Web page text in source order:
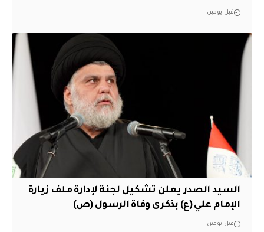
قبل يومين
السيد الصدر يعلن تشكيل لجنة لإدارة ملف زيارة
الإمام علي (ع) بذكرى وفاة الرسول (ص)
قبل يومين